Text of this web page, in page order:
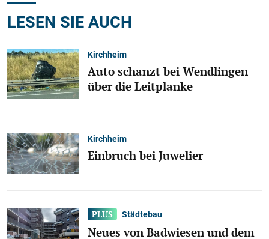
LESEN SIE AUCH
Kirchheim
Auto schanzt bei Wendlingen
über die Leitplanke
Kirchheim
Einbruch bei Juwelier
Städtebau
Neues von Badwiesen und dem